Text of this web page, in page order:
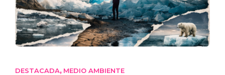
DESTACADA, MEDIO AMBIENTE